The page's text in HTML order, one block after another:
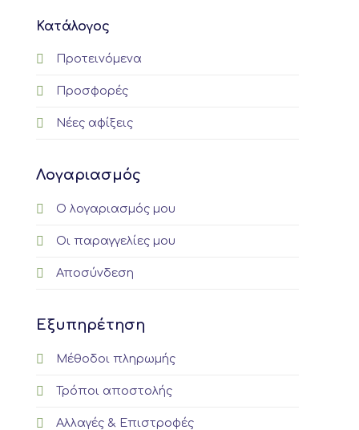
Κατάλογος
Προτεινόμενα
Προσφορές
Νέες αφίξεις
Λογαριασμός
Ο λογαριασμός μου
Οι παραγγελίες μου
Αποσύνδεση
Εξυπηρέτηση
Μέθοδοι πληρωμής
Τρόποι αποστολής
Αλλαγές & Επιστροφές